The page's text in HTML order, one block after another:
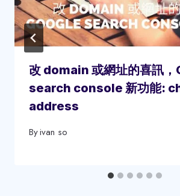
改 domain 或網址的喜訊
search console 新功能:
address
Byivan so